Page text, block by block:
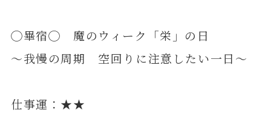
◯畢宿◯ 魔のウィーク「栄」の日
～我慢の周期 空回りに注意したい一日～
仕事運：★★